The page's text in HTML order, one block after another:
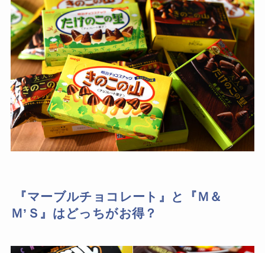
『マーブルチョコレート』と『Ｍ＆
Ｍ’Ｓ』はどっちがお得？